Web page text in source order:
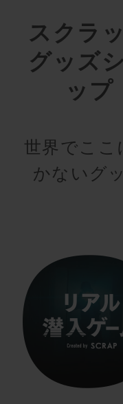
スクラ
グッズ
ップ
世界でここ
かないグ